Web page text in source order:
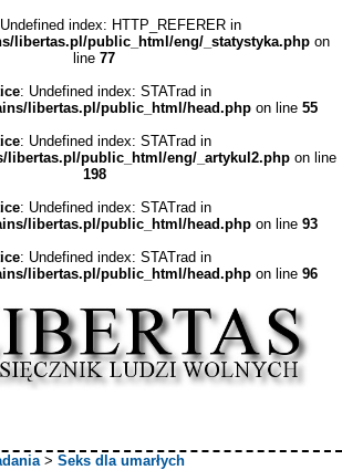
index: HTTP_REFERER in
libertas.pl/public_html/eng/_statystyka.php on
line 77
: Undefined index: STATrad in
libertas.pl/public_html/head.phpon line 55
: Undefined index: STATrad in
libertas.pl/public_html/eng/_artykul2.php on line
198
: Undefined index: STATrad in
libertas.pl/public_html/head.phpon line 93
: Undefined index: STATrad in
libertas.pl/public_html/head.phpon line 96
>Seks dla umarłych